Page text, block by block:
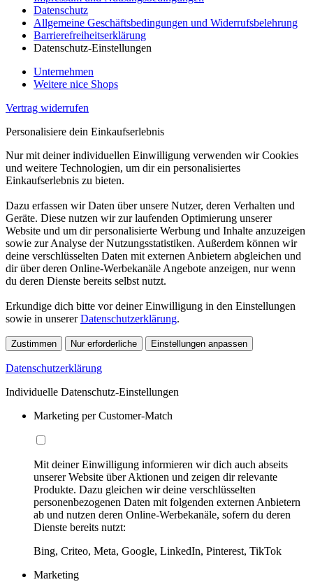
Datenschutz
Allgemeine Geschäftsbedingungen und Widerrufsbelehrung
Barrierefreiheitserklärung
Datenschutz-Einstellungen
Unternehmen
Weitere nice Shops
Vertrag widerrufen
Personalisiere dein Einkaufserlebnis
Nur mit deiner individuellen Einwilligung verwenden wir Cookies
und weitere Technologien, um dir ein personalisiertes
Einkaufserlebnis zu bieten.
Dazu erfassen wir Daten über unsere Nutzer, deren Verhalten und
Geräte. Diese nutzen wir zur laufenden Optimierung unserer
Website und um dir personalisierte Werbung und Inhalte anzuzeigen
sowie zur Analyse der Nutzungsstatistiken. Außerdem können wir
deine verschlüsselten Daten mit externen Anbietern abgleichen und
dir über deren Online-Werbekanäle Angebote anzeigen, nur wenn
du deren Dienste bereits selbst nutzt.
Erkundige dich bitte vor deiner Einwilligung in den Einstellungen
sowie in unsererDatenschutzerklärung.
Zustimmen Nur erforderliche Einstellungen anpassen
Datenschutzerklärung
Individuelle Datenschutz-Einstellungen
Marketing per Customer-Match
Mit deiner Einwilligung informieren wir dich auch abseits
unserer Website über Aktionen und zeigen dir relevante
Produkte. Dazu gleichen wir deine verschlüsselten
personenbezogenen Daten mit folgenden externen Anbietern
ab und nutzen deren Online-Werbekanäle, sofern du deren
Dienste bereits nutzt:
Bing, Criteo, Meta, Google, LinkedIn, Pinterest, TikTok
Marketing